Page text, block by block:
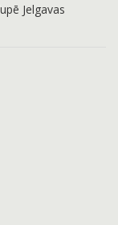
Jelgavas